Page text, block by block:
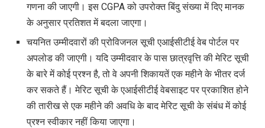
गणना की जाएगी। इस CGPA को उपरोक्त बिंदु संख्या में दिए मानक
के अनुसार प्रतिशत में बदला जाएगा।
चयनित उम्मीदवारों की प्रोविजनल सूची एआईसीटीई वेब पोर्टल पर
अपलोड की जाएगी। यदि उम्मीदवार के पास छात्रवृत्ति की मेरिट सूची
के बारे में कोई प्रश्न है, तो वे अपनी शिकायतें एक महीने के भीतर दर्ज
कर सकते हैं। मेरिट सूची के एआईसीटीई वेबसाइट पर प्रकाशित होने
की तारीख से एक महीने की अवधि के बाद मेरिट सूची के संबंध में कोई
प्रश्न स्वीकार नहीं किया जाएगा।